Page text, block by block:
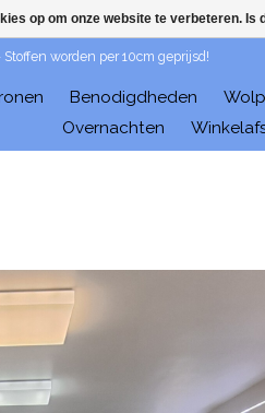
worden per 10cm geprijsd!
Benodigdheden
Overnachten
op om onze website te verbeteren. Is